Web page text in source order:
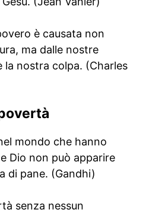
è causata non
ma dalle nostre
la nostra colpa. (Charles
mondo che hanno
Dio non può apparire
di pane. (Gandhi)
senza nessun